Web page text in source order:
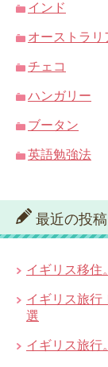
インド
オーストラリ
チェコ
ハンガリー
ブータン
英語勉強法
最近の投稿
イギリス移住
イギリス旅行
選
イギリス旅行